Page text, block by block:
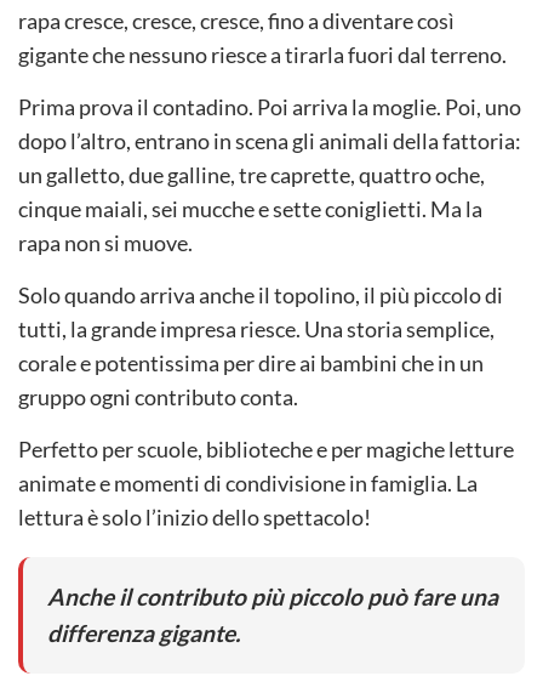
rapa cresce, cresce, cresce, fino a diventare così
gigante che nessuno riesce a tirarla fuori dal terreno.
Prima prova il contadino. Poi arriva la moglie. Poi, uno
dopo l’altro, entrano in scena gli animali della fattoria:
un galletto, due galline, tre caprette, quattro oche,
cinque maiali, sei mucche e sette coniglietti. Ma la
rapa non si muove.
Solo quando arriva anche il topolino, il più piccolo di
tutti, la grande impresa riesce. Una storia semplice,
corale e potentissima per dire ai bambini che in un
gruppo ogni contributo conta.
Perfetto per scuole, biblioteche e per magiche letture
animate e momenti di condivisione in famiglia. La
lettura è solo l’inizio dello spettacolo!
Anche il contributo più piccolo può fare una
differenza gigante.